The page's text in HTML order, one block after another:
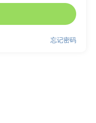
忘记密码